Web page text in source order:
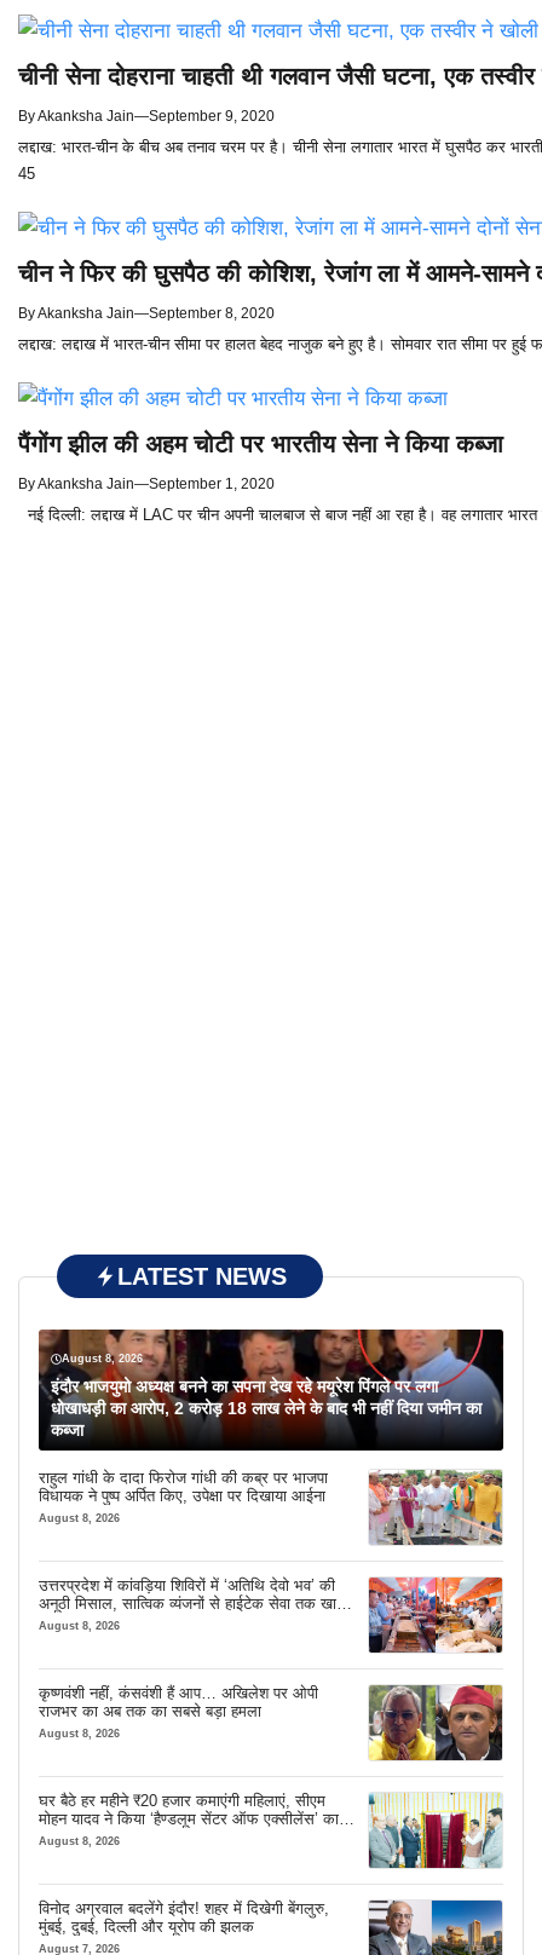
चीनी सेना दोहराना चाहती थी गलवान जैसी घटना, एक
ByAkanksha Jain—September 9, 2020
लद्दाख: भारत-चीन के बीच अब तनाव चरम पर है। चीनी सेना लगातार भारत में घुसपैठ कर
45
चीन ने फिर की घुसपैठ की कोशिश, रेजांग ला में आमने-सामने
ByAkanksha Jain—September 8, 2020
लद्दाख: लद्दाख में भारत-चीन सीमा पर हालत बेहद नाजुक बने हुए है। सोमवार रात सीमा पर
पैंगोंग झील की अहम चोटी पर भारतीय सेना ने किया कब्जा
ByAkanksha Jain—September 1, 2020
नई दिल्ली: लद्दाख में LAC पर चीन अपनी चालबाज से बाज नहीं आ रहा है। वह लगातार
LATEST NEWS
August 8, 2026
इंदौर भाजयुमो अध्यक्ष बनने का सपना देख रहे मयूरेश पिंगले पर लगा
धोखाधड़ी का आरोप, 2 करोड़ 18 लाख लेने के बाद भी नहीं दिया जमीन का
कब्जा
राहुल गांधी के दादा फिरोज गांधी की कब्र पर भाजपा
विधायक ने पुष्प अर्पित किए, उपेक्षा पर दिखाया आईना
August 8, 2026
उत्तरप्रदेश में कांवड़िया शिविरों में ‘अतिथि देवो भव’ की
अनूठी मिसाल, सात्विक व्यंजनों से हाईटेक सेवा तक खास
इंतजाम
August 8, 2026
कृष्णवंशी नहीं, कंसवंशी हैं आप… अखिलेश पर ओपी
राजभर का अब तक का सबसे बड़ा हमला
August 8, 2026
घर बैठे हर महीने ₹20 हजार कमाएंगी महिलाएं, सीएम
मोहन यादव ने किया ‘हैण्डलूम सेंटर ऑफ एक्सीलेंस’ का
शुभारंभ
August 8, 2026
विनोद अग्रवाल बदलेंगे इंदौर! शहर में दिखेगी बेंगलुरु,
मुंबई, दुबई, दिल्ली और यूरोप की झलक
August 7, 2026